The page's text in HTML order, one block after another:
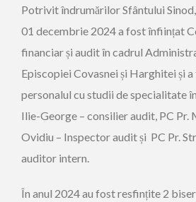
Potrivit îndrumărilor Sfântului
01 decembrie 2024 a fost înființat
financiar și audit în cadrul
Episcopiei Covasnei și Harghitei și
personalul cu studii de specialitate
Ilie-George – consilier audit, PC Pr.
Ovidiu – Inspector audit și PC Pr.
auditor intern.
În anul 2024 au fost resfințite 2